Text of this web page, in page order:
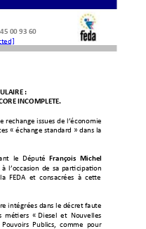
00 93 60
AIRE :
INCOMPLETE.
rechange issues de l’économie
« échange standard » dans la
le Député François Michel
à l’occasion de sa participation
la  FEDA et  consacrées à  cette
intégrées dans le décret faute
métiers  « Diesel  et  Nouvelles
Pouvoirs  Publics,  comme  pour